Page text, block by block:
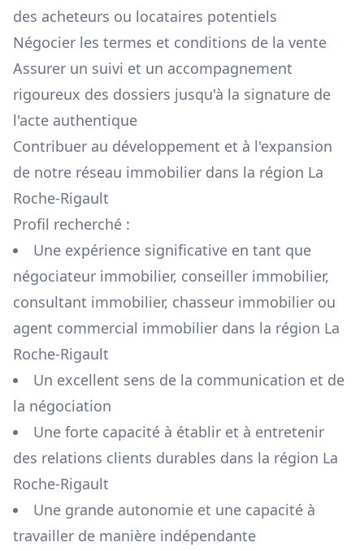
des acheteurs ou locataires potentiels
Négocier les termes et conditions de la vente
Assurer un suivi et un accompagnement
rigoureux des dossiers jusqu'à la signature de
l'acte authentique
Contribuer au développement et à l'expansion
de notre réseau immobilier dans la région La
Roche-Rigault
Profil recherché :
Une expérience significative en tant que
négociateur immobilier, conseiller immobilier,
consultant immobilier, chasseur immobilier ou
agent commercial immobilier dans la région La
Roche-Rigault
Un excellent sens de la communication et de
la négociation
Une forte capacité à établir et à entretenir
des relations clients durables dans la région La
Roche-Rigault
Une grande autonomie et une capacité à
travailler de manière indépendante